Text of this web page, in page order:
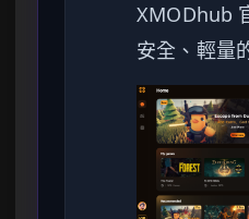
XMODhub
安全、輕量